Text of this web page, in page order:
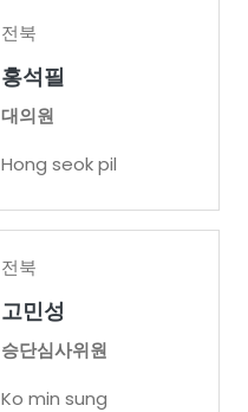
전북
홍석필
대의원
Hong seok pil
전북
고민성
승단심사위원
Ko min sung